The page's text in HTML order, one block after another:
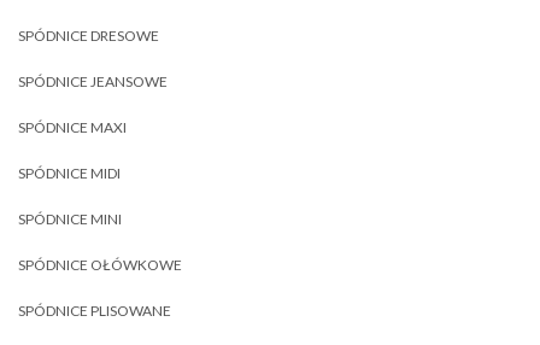
SPÓDNICE DRESOWE
SPÓDNICE JEANSOWE
SPÓDNICE MAXI
SPÓDNICE MIDI
SPÓDNICE MINI
SPÓDNICE OŁÓWKOWE
SPÓDNICE PLISOWANE